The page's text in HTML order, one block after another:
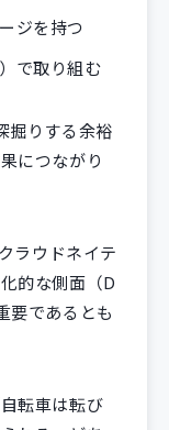
ジを持つ
で取り組む
掘りする余裕
につながり
ラウドネイテ
的な側面（D
要であるとも
転車は転び